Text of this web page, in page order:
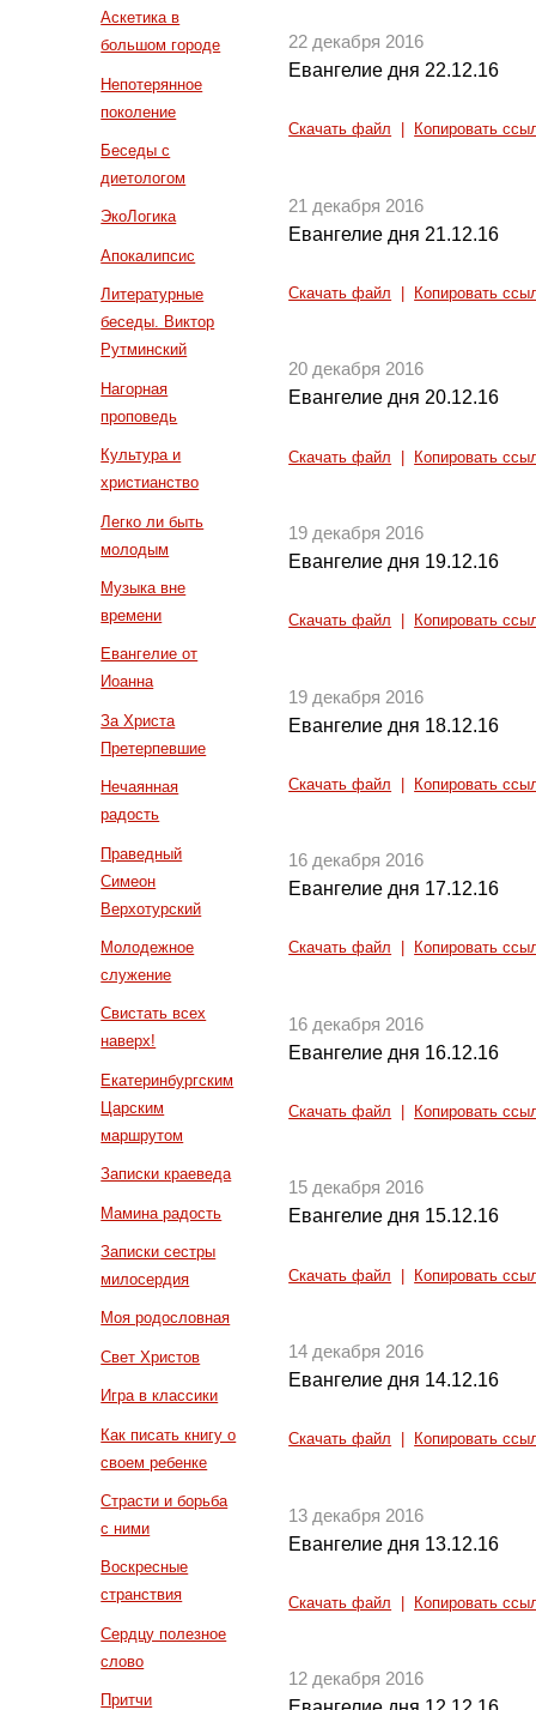
Аскетика в
большом городе
Непотерянное
поколение
Беседы с
диетологом
ЭкоЛогика
Апокалипсис
Литературные
беседы. Виктор
Рутминский
Нагорная
проповедь
Культура и
христианство
Легко ли быть
молодым
Музыка вне
времени
Евангелие от
Иоанна
За Христа
Претерпевшие
Нечаянная
радость
Праведный
Симеон
Верхотурский
Молодежное
служение
Свистать всех
наверх!
Екатеринбургским
Царским
маршрутом
Записки краеведа
Мамина радость
Записки сестры
милосердия
Моя родословная
Свет Христов
Игра в классики
Как писать книгу о
своем ребенке
Страсти и борьба
с ними
Воскресные
странствия
Сердцу полезное
слово
Притчи
22 декабря 2016
Евангелие дня 22.12.16
Скачать файл Копировать
21 декабря 2016
Евангелие дня 21.12.16
Скачать файл Копировать
20 декабря 2016
Евангелие дня 20.12.16
Скачать файл Копировать
19 декабря 2016
Евангелие дня 19.12.16
Скачать файл Копировать
19 декабря 2016
Евангелие дня 18.12.16
Скачать файл Копировать
16 декабря 2016
Евангелие дня 17.12.16
Скачать файл Копировать
16 декабря 2016
Евангелие дня 16.12.16
Скачать файл Копировать
15 декабря 2016
Евангелие дня 15.12.16
Скачать файл Копировать
14 декабря 2016
Евангелие дня 14.12.16
Скачать файл Копировать
13 декабря 2016
Евангелие дня 13.12.16
Скачать файл Копировать
12 декабря 2016